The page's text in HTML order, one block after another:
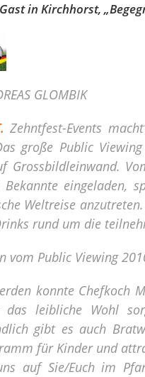
in Kirchhorst,
GLOMBIK
Zehntfest-Events
große Public
Grossbildleinwand.
Bekannte eingeladen,
Weltreise
rund um die
vom Public Viewing
konnte Chefkoch
leibliche Wohl
gibt es auch
für Kinder und
auf Sie/Euch im